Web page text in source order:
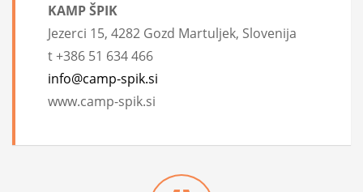
KAMP ŠPIK
Jezerci 15, 4282 Gozd Martuljek, Slovenija
t +386 51 634 466
info@camp-spik.si
www.camp-spik.si